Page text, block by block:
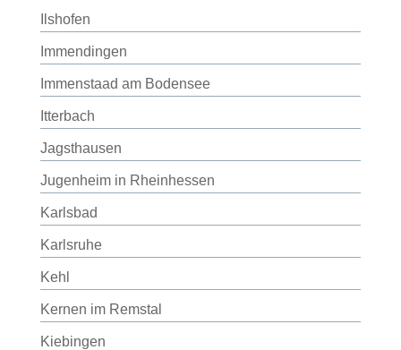
Ilshofen
Immendingen
Immenstaad am Bodensee
Itterbach
Jagsthausen
Jugenheim in Rheinhessen
Karlsbad
Karlsruhe
Kehl
Kernen im Remstal
Kiebingen